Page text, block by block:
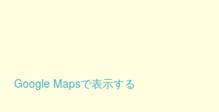
Google Mapsで表示する